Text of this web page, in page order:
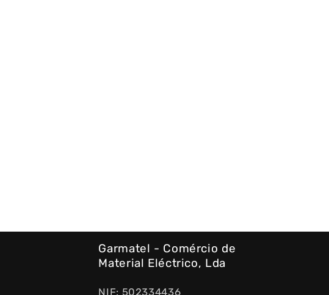
Garmatel - Comércio de
Material Eléctrico, Lda
NIF: 502334436